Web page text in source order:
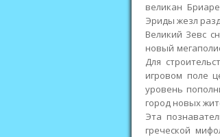
великан
Эриды жезл
Великий Зевс
новый
Для
игровом поле
уровень
город новых
Эта
греческой